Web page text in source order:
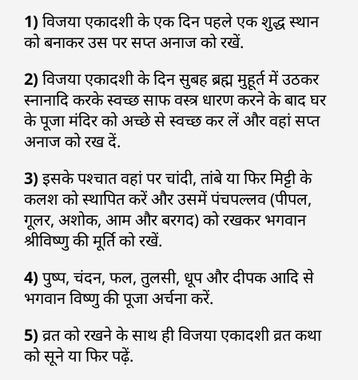
1) विजया एकादशी के एक दिन पहले एक शुद्ध स्थान
को बनाकर उस पर सप्त अनाज को रखें.
2) विजया एकादशी के दिन सुबह ब्रह्म मुहूर्त में उठकर
स्नानादि करके स्वच्छ साफ वस्त्र धारण करने के बाद घर
के पूजा मंदिर को अच्छे से स्वच्छ कर लें और वहां सप्त
अनाज को रख दें.
3) इसके पश्चात वहां पर चांदी, तांबे या फिर मिट्टी के
कलश को स्थापित करें और उसमें पंचपल्लव (पीपल,
गूलर, अशोक, आम और बरगद) को रखकर भगवान
श्रीविष्णु की मूर्ति को रखें.
4) पुष्प, चंदन, फल, तुलसी, धूप और दीपक आदि से
भगवान विष्णु की पूजा अर्चना करें.
5) व्रत को रखने के साथ ही विजया एकादशी व्रत कथा
को सूने या फिर पढ़ें.